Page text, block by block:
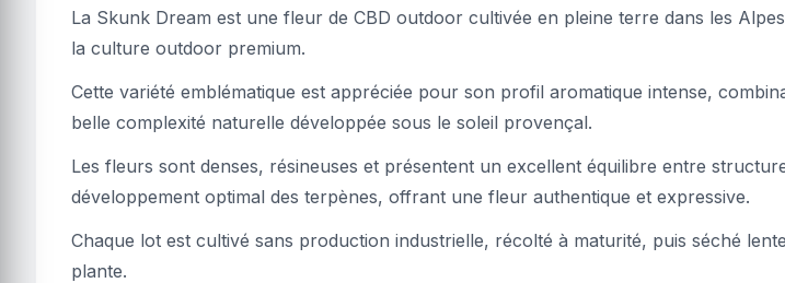
La Skunk Dream est une fleur de CBD outdoor cultivée en pleine terre dans les
la culture outdoor premium.
Cette variété emblématique est appréciée pour son profil aromatique intense,
belle complexité naturelle développée sous le soleil provençal.
Les fleurs sont denses, résineuses et présentent un excellent équilibre entre
développement optimal des terpènes, offrant une fleur authentique et expressive.
Chaque lot est cultivé sans production industrielle, récolté à maturité, puis séché
plante.